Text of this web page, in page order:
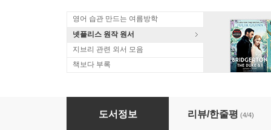
영어 습관 만드는 여름방학
넷플리스 원작 원서
지브리 관련 외서 모음
책보다 부록
呪術廻戰 第2期 ころっとアクリルミニフィギ
도서정보 리뷰/한줄평 (4/4)